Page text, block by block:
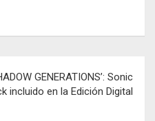
GENERATIONS’: Sonic
incluido en la Edición Digital